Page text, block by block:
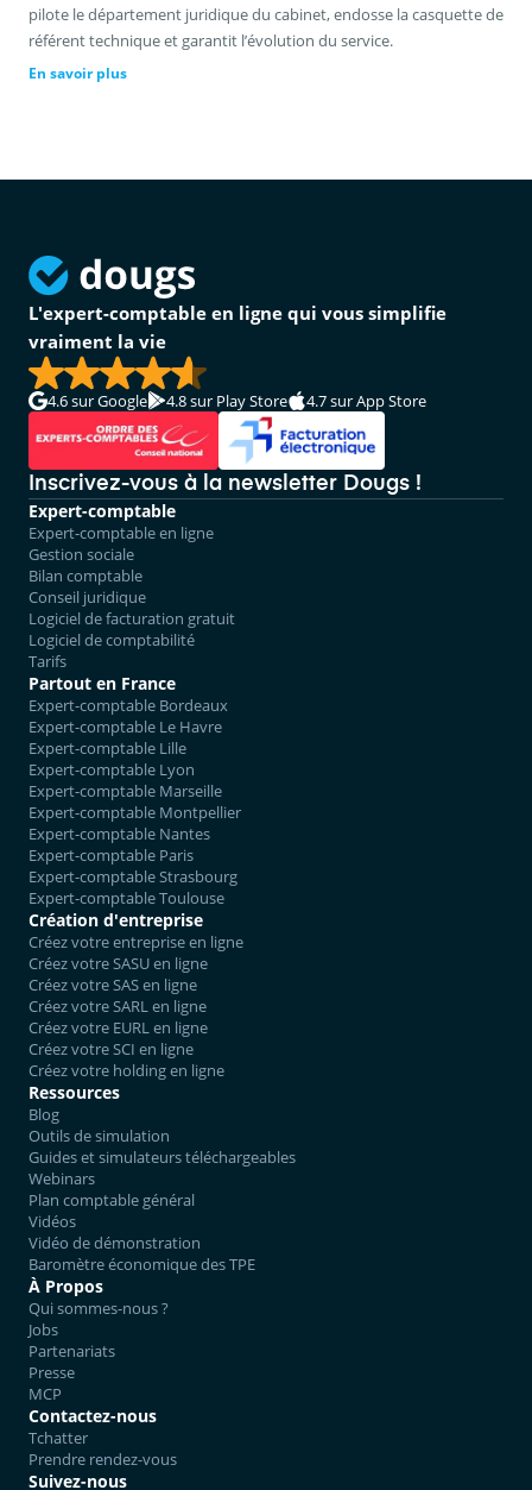
pilote le département juridique du cabinet, endosse la casquette de
référent technique et garantit l’évolution du service.
En savoir plus
L'expert-comptable en ligne qui vous simplifie
vraiment la vie
4.6sur Google 4.8sur Play Store 4.7sur App Store
Inscrivez-vous à la newsletter Dougs !
Expert-comptable
Expert-comptable en ligne
Gestion sociale
Bilan comptable
Conseil juridique
Logiciel de facturation gratuit
Logiciel de comptabilité
Tarifs
Partout en France
Expert-comptable Bordeaux
Expert-comptable Le Havre
Expert-comptable Lille
Expert-comptable Lyon
Expert-comptable Marseille
Expert-comptable Montpellier
Expert-comptable Nantes
Expert-comptable Paris
Expert-comptable Strasbourg
Expert-comptable Toulouse
Création d'entreprise
Créez votre entreprise en ligne
Créez votre SASU en ligne
Créez votre SAS en ligne
Créez votre SARL en ligne
Créez votre EURL en ligne
Créez votre SCI en ligne
Créez votre holding en ligne
Ressources
Blog
Outils de simulation
Guides et simulateurs téléchargeables
Webinars
Plan comptable général
Vidéos
Vidéo de démonstration
Baromètre économique des TPE
À Propos
Qui sommes-nous ?
Jobs
Partenariats
Presse
MCP
Contactez-nous
Tchatter
Prendre rendez-vous
Suivez-nous